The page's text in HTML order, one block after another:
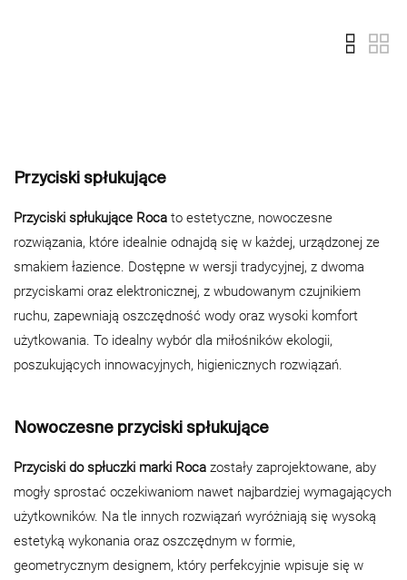
Przyciski spłukujące
Przyciski spłukujące Roca to estetyczne, nowoczesne
rozwiązania, które idealnie odnajdą się w każdej, urządzonej ze
smakiem łazience. Dostępne w wersji tradycyjnej, z dwoma
przyciskami oraz elektronicznej, z wbudowanym czujnikiem
ruchu, zapewniają oszczędność wody oraz wysoki komfort
użytkowania. To idealny wybór dla miłośników ekologii,
poszukujących innowacyjnych, higienicznych rozwiązań.
Nowoczesne przyciski spłukujące
Przyciski do spłuczki marki Roca zostały zaprojektowane, aby
mogły sprostać oczekiwaniom nawet najbardziej wymagających
użytkowników. Na tle innych rozwiązań wyróżniają się wysoką
estetyką wykonania oraz oszczędnym w formie,
geometrycznym designem, który perfekcyjnie wpisuje się w